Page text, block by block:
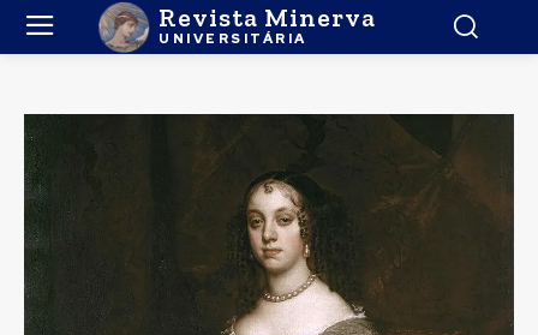
Revista Minerva
UNIVERSITÁRIA